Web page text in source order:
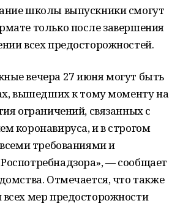
школы выпускники смогут
только после завершения
всех предосторожностей.
вечера 27 июня могут быть
вышедших к тому моменту на
ограничений, связанных с
коронавируса, и в строгом
требованиями и
— сообщает
Отмечается, что также
мер предосторожности